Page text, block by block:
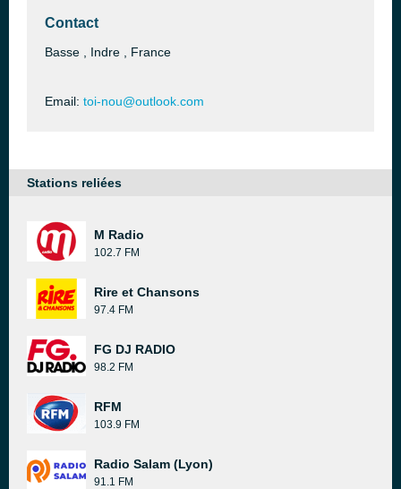
Contact
Basse , Indre , France
Email: toi-nou@outlook.com
Stations reliées
M Radio
102.7 FM
Rire et Chansons
97.4 FM
FG DJ RADIO
98.2 FM
RFM
103.9 FM
Radio Salam (Lyon)
91.1 FM